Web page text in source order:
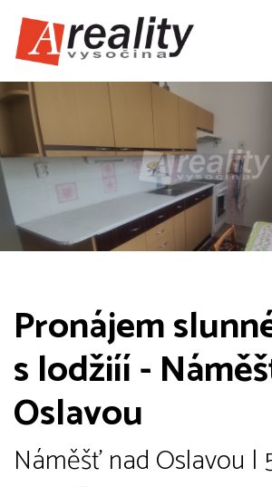
Pronájem
s lodžiíí -
Oslavou
Náměšť nad Oslavou |